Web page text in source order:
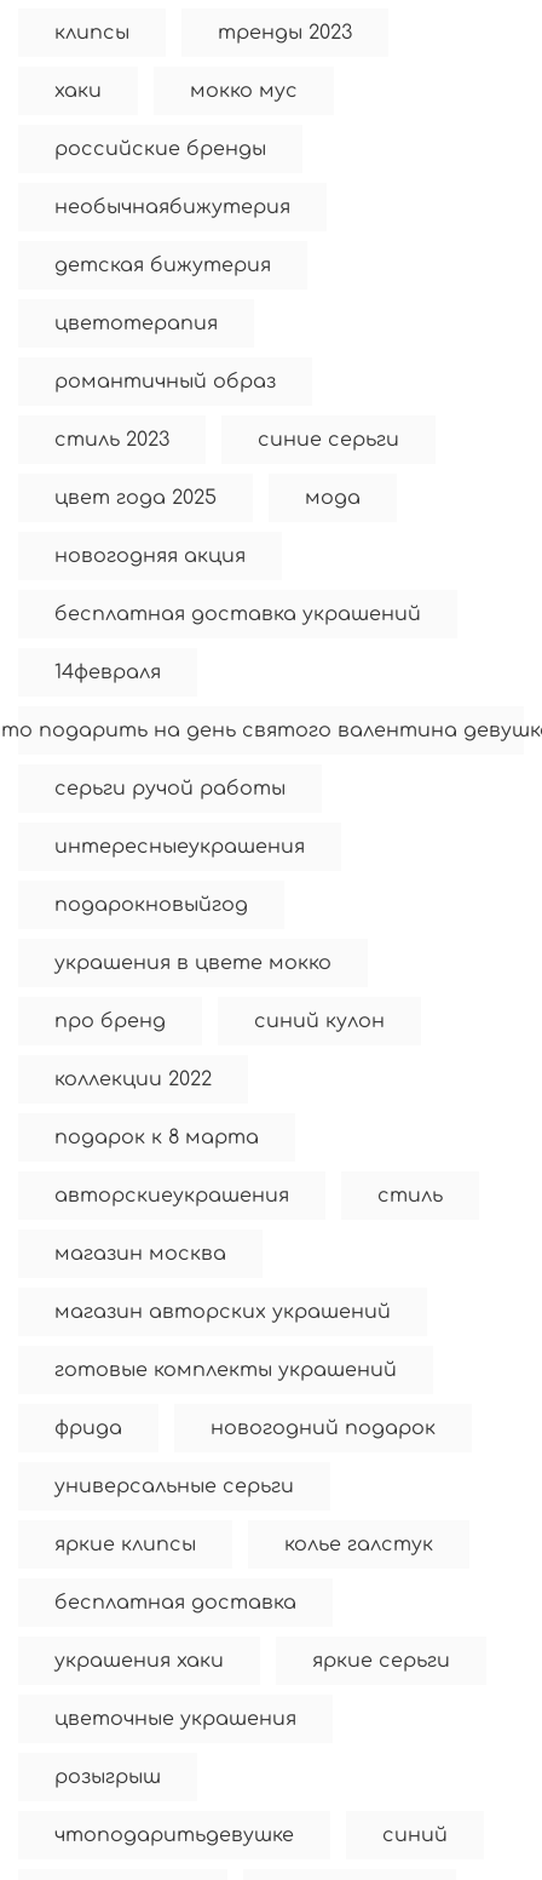
клипсы тренды 2023
хаки мокко мус
российские бренды
необычнаябижутерия
детская бижутерия
цветотерапия
романтичный образ
стиль 2023 синие серьги
цвет года 2025 мода
новогодняя акция
бесплатная доставка украшений
14февраля
подарить на день святого валентина
серьги ручой работы
интересныеукрашения
подарокновыйгод
украшения в цвете мокко
про бренд синий кулон
коллекции 2022
подарок к 8 марта
авторскиеукрашения стиль
магазин москва
магазин авторских украшений
готовые комплекты украшений
фрида новогодний подарок
универсальные серьги
яркие клипсы колье галстук
бесплатная доставка
украшения хаки яркие серьги
цветочные украшения
розыгрыш
чтоподаритьдевушке синий